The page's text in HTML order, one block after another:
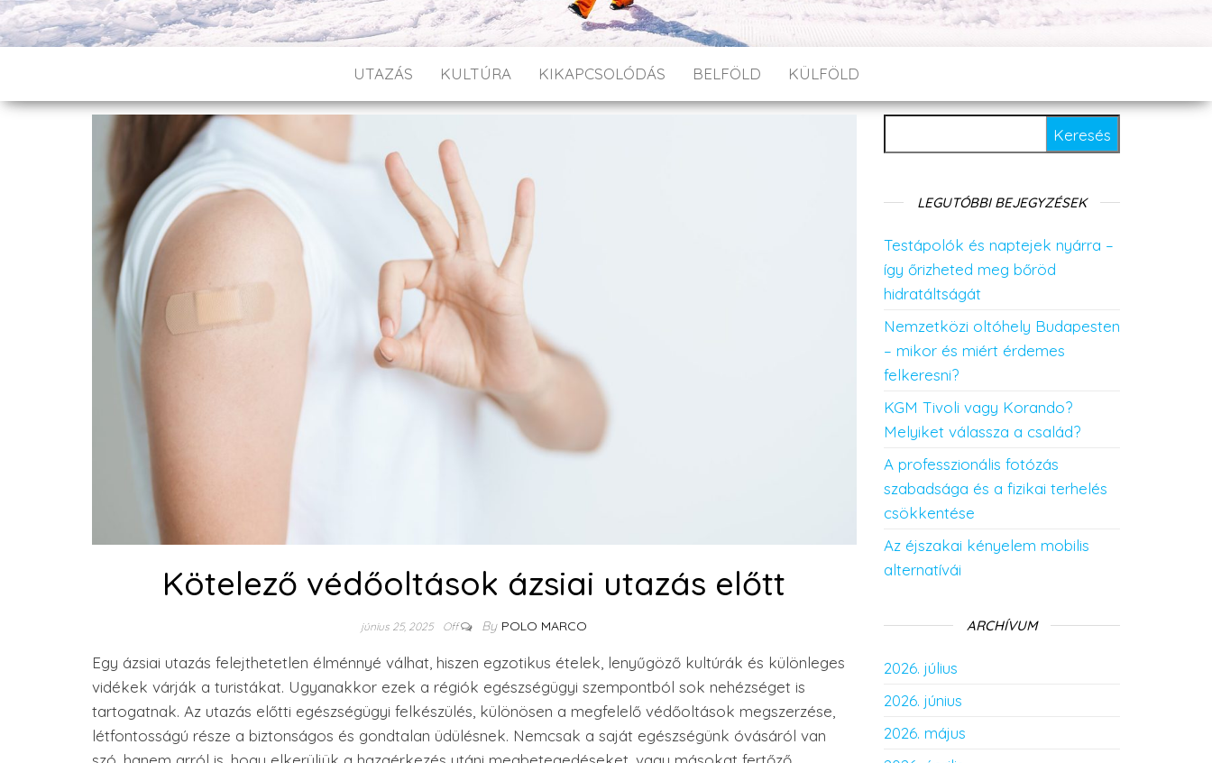
UTAZÁS KULTÚRA KIKAPCSOLÓDÁS BELFÖLD KÜLFÖLD
Kötelező védőoltások ázsiai utazás előtt
június 25, 2025 Off By POLO MARCO
Egy ázsiai utazás felejthetetlen élménnyé válhat, hiszen egzotikus ételek, lenyűgöző kultúrák és különleges
vidékek várják a turistákat. Ugyanakkor ezek a régiók egészségügyi szempontból sok nehézséget is
tartogatnak. Az utazás előtti egészségügyi felkészülés, különösen a megfelelő védőoltások megszerzése,
létfontosságú része a biztonságos és gondtalan üdülésnek. Nemcsak a saját egészségünk óvásáról van
LEGUTÓBBI BEJEGYZÉSEK
Testápolók és naptejek nyárra –
így őrizheted meg bőröd
hidratáltságát
Nemzetközi oltóhely Budapesten
– mikor és miért érdemes
felkeresni?
KGM Tivoli vagy Korando?
Melyiket válassza a család?
A professzionális fotózás
szabadsága és a fizikai terhelés
csökkentése
Az éjszakai kényelem mobilis
alternatívái
ARCHÍVUM
2026. július
2026. június
2026. május